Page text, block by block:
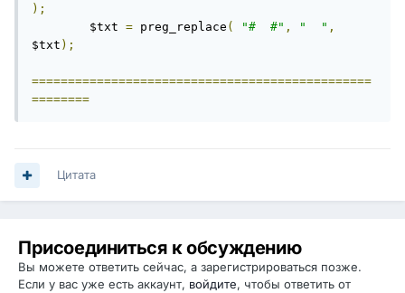
);
$txt = preg_replace ( "#  #" , "  " ,
$txt );
===============================================
========
Цитата
Присоединиться к обсуждению
Вы можете ответить сейчас, а зарегистрироваться позже.
Если у вас уже есть аккаунт, войдите, чтобы ответить от